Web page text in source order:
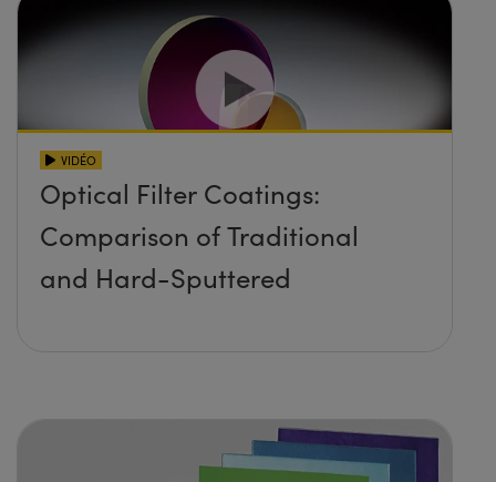
VIDÉO
Optical Filter Coatings:
Comparison of Traditional
and Hard-Sputtered